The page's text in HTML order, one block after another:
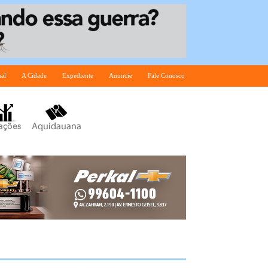
A Cidade Expediente Anuncie Fale Conosco